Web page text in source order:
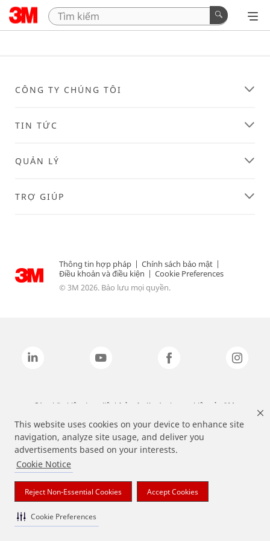
This website uses cookies on your device to enhance site
navigation, analyze site usage, and deliver you
advertisements based on your interests.
Cookie Notice
Reject Non-Essential Cookies Accept Cookies
Cookie Preferences
CÔNG TY CHÚNG TÔI
TIN TỨC
QUẢN LÝ
TRỢ GIÚP
Thông tin hợp pháp | Chính sách bảo mật |
Điều khoản và điều kiện | Cookie Preferences
© 3M 2026. Bảo lưu mọi quyền.
Các nhãn hiệu được liệt kê ở trên là các thương hiệu của 3M.